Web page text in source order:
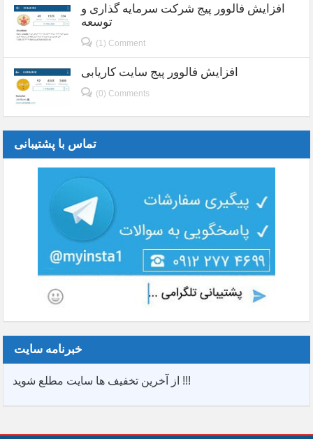
افزایش فالوور پیج شرکت سرمایه گذاری و
توسعه
(1) Comment
افزایش فالوور پیج سایت کاریابی
(0) Comments
تماس با پشتیبانی
خبرنامه سایت
از آخرین تخفیف ها سایت مطلع شوید !!!